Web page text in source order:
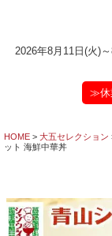
2026年8月11日(火)
≫休
HOME 大五セレクション
ット 海鮮中華丼